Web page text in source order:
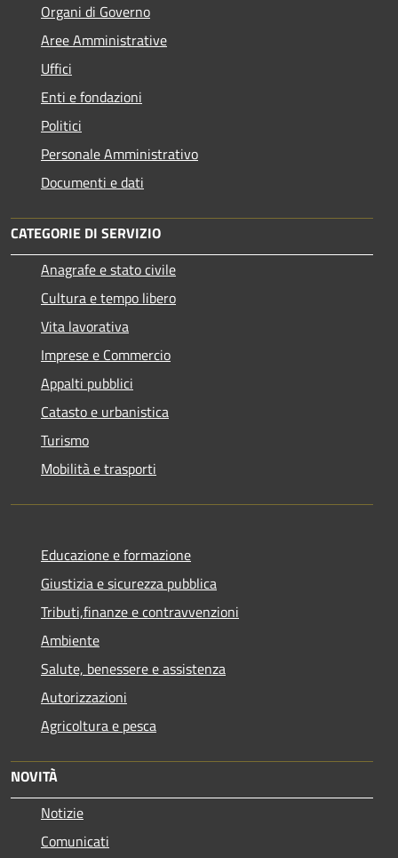
Organi di Governo
Aree Amministrative
Uffici
Enti e fondazioni
Politici
Personale Amministrativo
Documenti e dati
CATEGORIE DI SERVIZIO
Anagrafe e stato civile
Cultura e tempo libero
Vita lavorativa
Imprese e Commercio
Appalti pubblici
Catasto e urbanistica
Turismo
Mobilità e trasporti
Educazione e formazione
Giustizia e sicurezza pubblica
Tributi,finanze e contravvenzioni
Ambiente
Salute, benessere e assistenza
Autorizzazioni
Agricoltura e pesca
NOVITÀ
Notizie
Comunicati